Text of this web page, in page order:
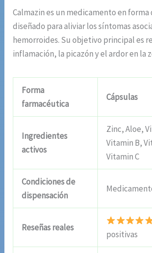
Calmazin es un medicamento en forma
diseñado para aliviar los síntomas
hemorroides. Su objetivo principal es
inflamación, la picazón y el ardor en la
Forma
farmacéutica
Cápsulas
Ingredientes
activos
Zinc, Aloe,
Vitamin B,
Vitamin C
Condiciones de
dispensación
Reseñas reales
positivas